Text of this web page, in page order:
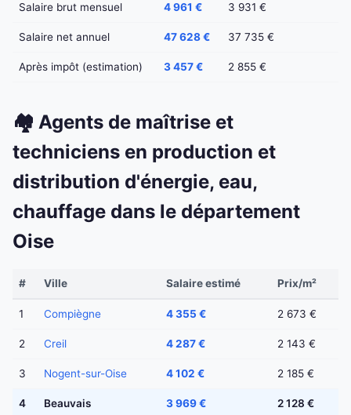
Salaire brut mensuel 4 961 € 3 931 €
Salaire net annuel 47 628 € 37 735 €
Après impôt (estimation) 3 457 € 2 855 €
🏘️ Agents de maîtrise et
techniciens en production et
distribution d'énergie, eau,
chauffage dans le département
Oise
# Ville Salaire estimé Prix/m²
1 Compiègne 4 355 € 2 673 €
2 Creil 4 287 € 2 143 €
3 Nogent-sur-Oise 4 102 € 2 185 €
4 Beauvais 3 969 € 2 128 €